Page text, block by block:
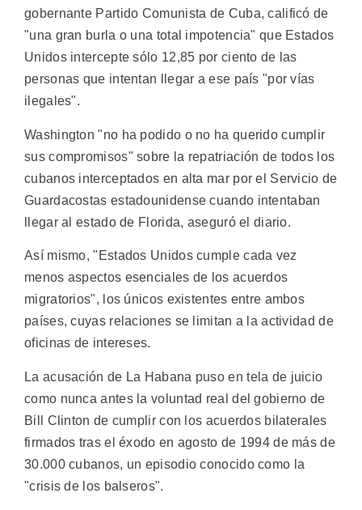
gobernante Partido Comunista de Cuba, calificó de
"una gran burla o una total impotencia" que Estados
Unidos intercepte sólo 12,85 por ciento de las
personas que intentan llegar a ese país "por vías
ilegales".
Washington "no ha podido o no ha querido cumplir
sus compromisos" sobre la repatriación de todos los
cubanos interceptados en alta mar por el Servicio de
Guardacostas estadounidense cuando intentaban
llegar al estado de Florida, aseguró el diario.
Así mismo, "Estados Unidos cumple cada vez
menos aspectos esenciales de los acuerdos
migratorios", los únicos existentes entre ambos
países, cuyas relaciones se limitan a la actividad de
oficinas de intereses.
La acusación de La Habana puso en tela de juicio
como nunca antes la voluntad real del gobierno de
Bill Clinton de cumplir con los acuerdos bilaterales
firmados tras el éxodo en agosto de 1994 de más de
30.000 cubanos, un episodio conocido como la
"crisis de los balseros".